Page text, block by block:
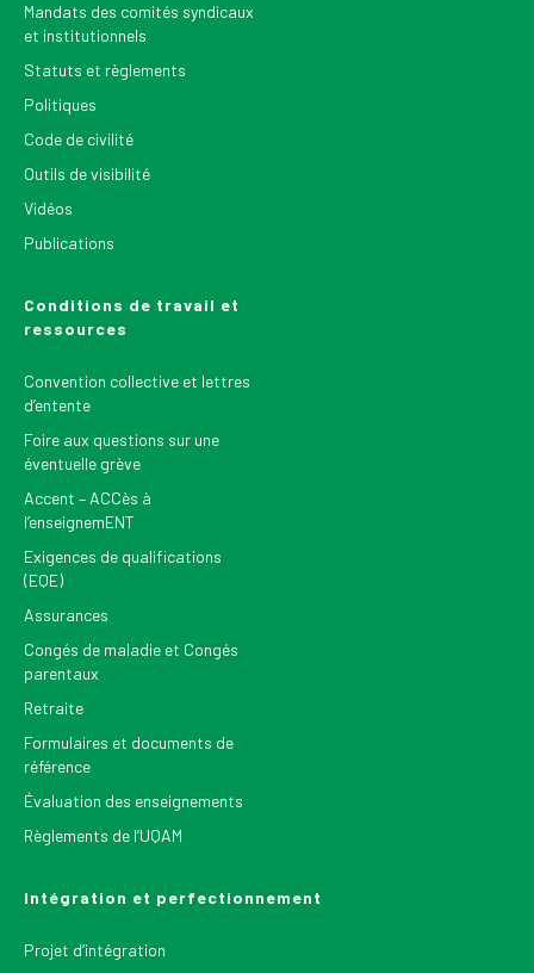
Mandats des comités syndicaux
et institutionnels
Statuts et règlements
Politiques
Code de civilité
Outils de visibilité
Vidéos
Publications
Conditions de travail et
ressources
Convention collective et lettres
d’entente
Foire aux questions sur une
éventuelle grève
Accent – ACCès à
l’enseignemENT
Exigences de qualifications
(EQE)
Assurances
Congés de maladie et Congés
parentaux
Retraite
Formulaires et documents de
référence
Évaluation des enseignements
Règlements de l’UQAM
Intégration et perfectionnement
Projet d’intégration